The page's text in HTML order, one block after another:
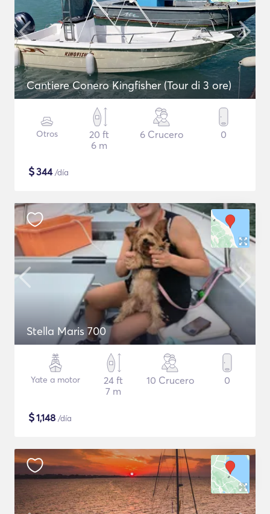
Cantiere Conero Kingfisher (Tour di 3 ore)
Otros
20 ft
6 m
6 Crucero 0
$344/día
Stella Maris 700
Yate a motor
24 ft
7 m
10 Crucero 0
$1,148 /día